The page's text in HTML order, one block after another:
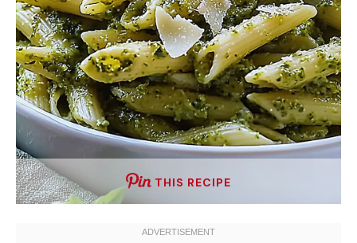
THIS RECIPE